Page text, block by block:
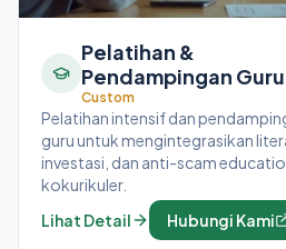
Pelatihan &
Pendampingan Guru
Custom
Pelatihan intensif dan
guru untuk mengintegrasikan
investasi, dan anti-scam
kokurikuler.
Lihat Detail
Hubungi Kami